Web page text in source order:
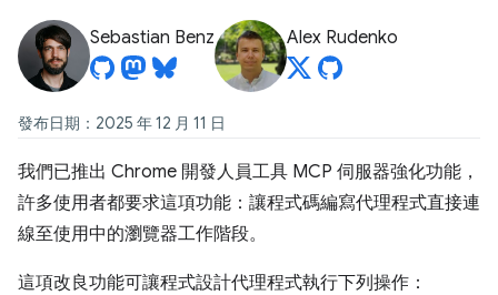
Sebastian Benz Alex Rudenko
發布日期：2025 年 12 月 11 日
我們已推出 Chrome 開發人員工具 MCP 伺服器強化功能，
許多使用者都要求這項功能：讓程式碼編寫代理程式直接連
線至使用中的瀏覽器工作階段。
這項改良功能可讓程式設計代理程式執行下列操作：